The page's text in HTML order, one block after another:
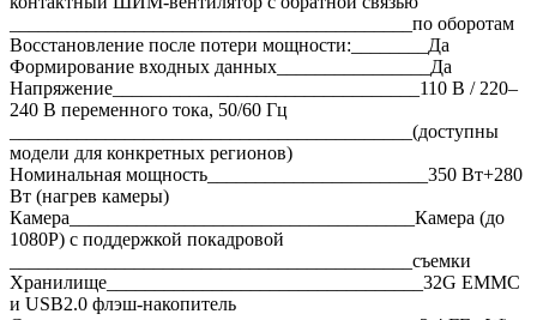
__________________________________________по оборотам
Восстановление после потери мощности:________Да
Формирование входных данных________________Да
Напряжение________________________________110 В / 220–
240 В переменного тока, 50/60 Гц
__________________________________________(доступны
модели для конкретных регионов)
Номинальная мощность_______________________350 Вт+280
Вт (нагрев камеры)
Камера____________________________________Камера (до
1080P) с поддержкой покадровой
__________________________________________съемки
Хранилище_________________________________32G EMMC
и USB2.0 флэш-накопитель